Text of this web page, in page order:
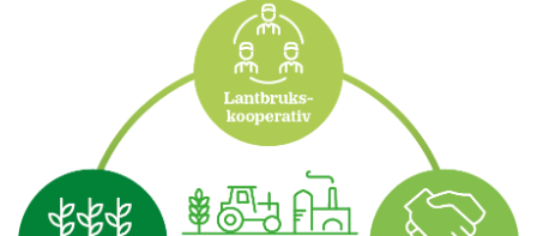
Mässor/Event/Rollups
Rekryteringsannonser
Visuella rum
Vykort/Inbjudning
Konceptdesign
Digital implementering